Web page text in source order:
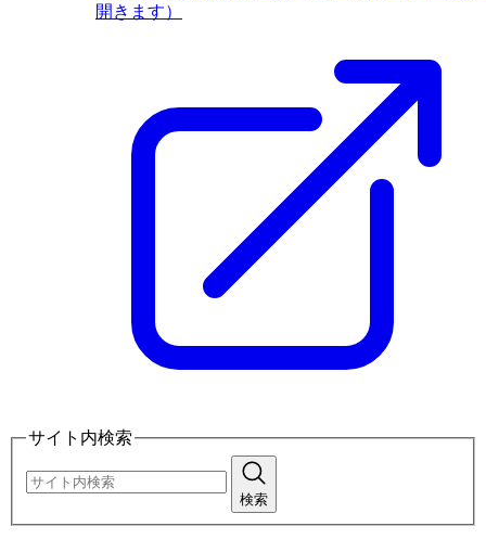
開きます）
サイト内検索
検索